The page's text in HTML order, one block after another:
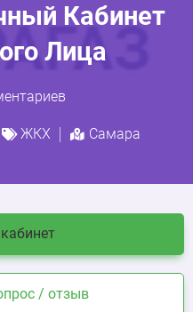
Кабинет
Лица
ЖКХ Самара
/ отзыв